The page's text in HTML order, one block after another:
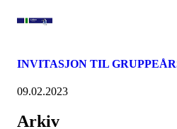
INVITASJON TIL
09.02.2023
Arkiv